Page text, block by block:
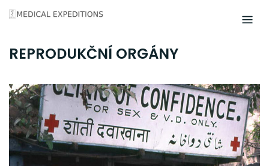
Skip
content
REPRODUKČNÍ ORGÁNY